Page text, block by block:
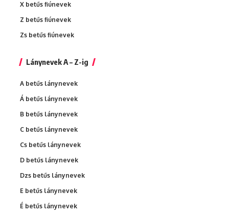
X betűs fiúnevek
Z betűs fiúnevek
Zs betűs fiúnevek
Lánynevek A – Z-ig
A betűs lánynevek
Á betűs lánynevek
B betűs lánynevek
C betűs lánynevek
Cs betűs lánynevek
D betűs lánynevek
Dzs betűs lánynevek
E betűs lánynevek
É betűs lánynevek